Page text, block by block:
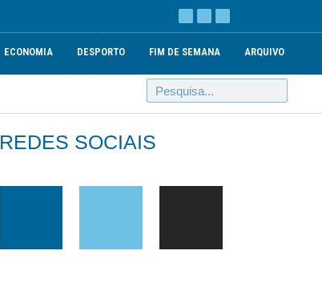
ECONOMIA DESPORTO FIM DE SEMANA ARQUIVO
REDES SOCIAIS